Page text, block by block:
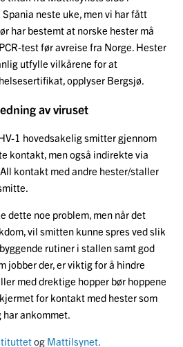
neste uke, men vi har fått
har bestemt at norske hester må
test før avreise fra Norge. Hester
utfylle vilkårene for at
opplyser Bergsjø.
av viruset
1 hovedsakelig smitter gjennom
kontakt, men også indirekte via
kontakt med andre hester/staller
dette noe problem, men når det
vil smitten kunne spres ved slik
rutiner i stallen samt god
jobber der, er viktig for å hindre
med drektige hopper bør hoppene
for kontakt med hester som
har ankommet.
og Mattilsynet.